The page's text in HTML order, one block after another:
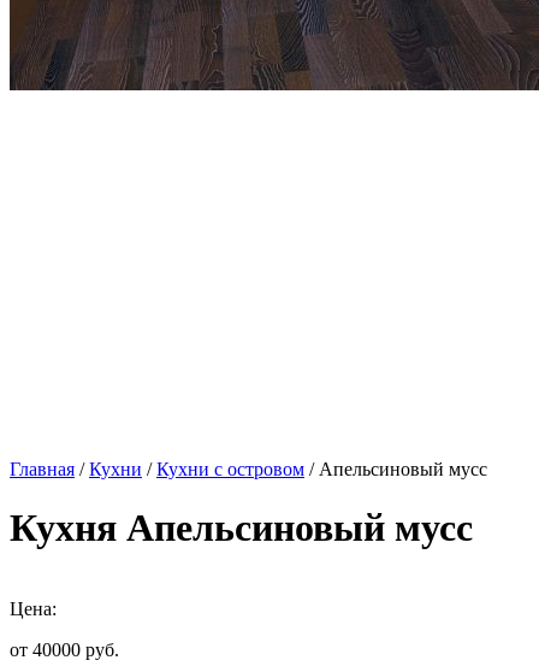
Главная /Кухни /Кухни с островом / Апельсиновый мусс
Кухня Апельсиновый мусс
Цена:
от 40000 руб.